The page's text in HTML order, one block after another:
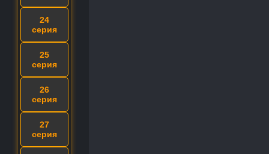
24
серия
25
серия
26
серия
27
серия